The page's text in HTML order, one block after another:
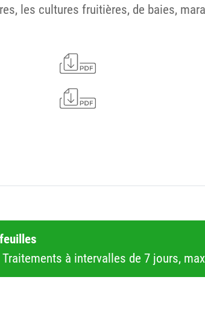
les cultures fruitières, de baies,
à intervalles de 7 jours,